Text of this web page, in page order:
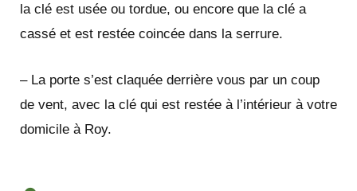
la clé est usée ou tordue, ou encore que la clé a
cassé et est restée coincée dans la serrure.
– La porte s’est claquée derrière vous par un coup
de vent, avec la clé qui est restée à l’intérieur à votre
domicile à Roy.